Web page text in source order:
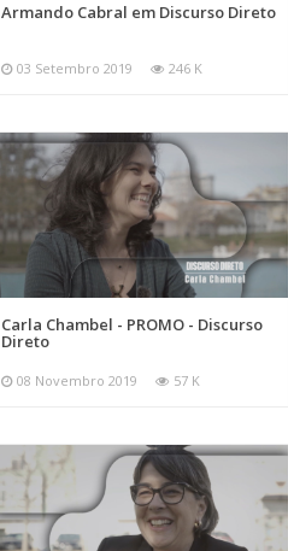
Armando Cabral em Discurso Direto
03 Setembro 2019 246 K
Carla Chambel - PROMO - Discurso
Direto
08 Novembro 2019 57 K